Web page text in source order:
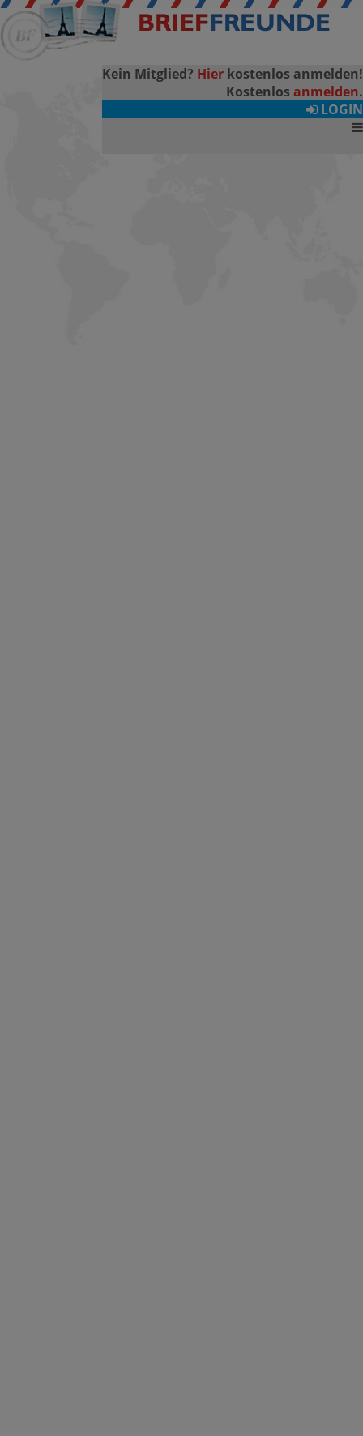
Kein Mitglied? Hier kostenlos anmelden!
Kostenlos anmelden.
LOGIN